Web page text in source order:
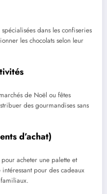
dans les confiseries
les chocolats selon leur
de Noël ou fêtes
des gourmandises sans
d’achat)
acheter une palette et
pour des cadeaux